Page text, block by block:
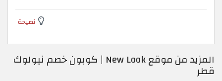
نصيحة
المزيد من موقع New Look | كوبون خصم نيولوك
قطر